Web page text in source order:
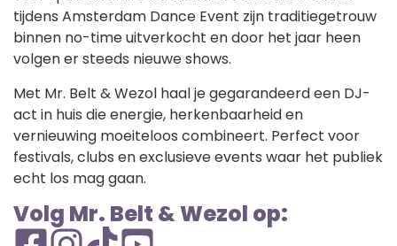
tijdens Amsterdam Dance Event zijn traditiegetrouw
binnen no-time uitverkocht en door het jaar heen
volgen er steeds nieuwe shows.
Met Mr. Belt & Wezol haal je gegarandeerd een DJ-
act in huis die energie, herkenbaarheid en
vernieuwing moeiteloos combineert. Perfect voor
festivals, clubs en exclusieve events waar het publiek
echt los mag gaan.
Volg Mr. Belt & Wezol op: